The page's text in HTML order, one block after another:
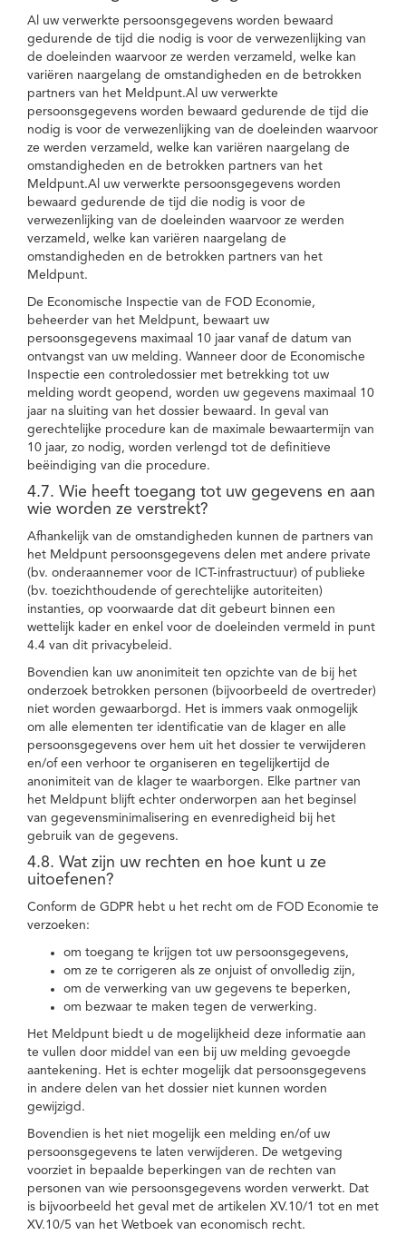
Al uw verwerkte persoonsgegevens worden bewaard
gedurende de tijd die nodig is voor de verwezenlijking van
de doeleinden waarvoor ze werden verzameld, welke kan
variëren naargelang de omstandigheden en de betrokken
partners van het Meldpunt.Al uw verwerkte
persoonsgegevens worden bewaard gedurende de tijd die
nodig is voor de verwezenlijking van de doeleinden waarvoor
ze werden verzameld, welke kan variëren naargelang de
omstandigheden en de betrokken partners van het
Meldpunt.Al uw verwerkte persoonsgegevens worden
bewaard gedurende de tijd die nodig is voor de
verwezenlijking van de doeleinden waarvoor ze werden
verzameld, welke kan variëren naargelang de
omstandigheden en de betrokken partners van het
Meldpunt.
De Economische Inspectie van de FOD Economie,
beheerder van het Meldpunt, bewaart uw
persoonsgegevens maximaal 10 jaar vanaf de datum van
ontvangst van uw melding. Wanneer door de Economische
Inspectie een controledossier met betrekking tot uw
melding wordt geopend, worden uw gegevens maximaal 10
jaar na sluiting van het dossier bewaard. In geval van
gerechtelijke procedure kan de maximale bewaartermijn van
10 jaar, zo nodig, worden verlengd tot de definitieve
beëindiging van die procedure.
4.7. Wie heeft toegang tot uw gegevens en aan
wie worden ze verstrekt?
Afhankelijk van de omstandigheden kunnen de partners van
het Meldpunt persoonsgegevens delen met andere private
(bv. onderaannemer voor de ICT-infrastructuur) of publieke
(bv. toezichthoudende of gerechtelijke autoriteiten)
instanties, op voorwaarde dat dit gebeurt binnen een
wettelijk kader en enkel voor de doeleinden vermeld in punt
4.4 van dit privacybeleid.
Bovendien kan uw anonimiteit ten opzichte van de bij het
onderzoek betrokken personen (bijvoorbeeld de overtreder)
niet worden gewaarborgd. Het is immers vaak onmogelijk
om alle elementen ter identificatie van de klager en alle
persoonsgegevens over hem uit het dossier te verwijderen
en/of een verhoor te organiseren en tegelijkertijd de
anonimiteit van de klager te waarborgen. Elke partner van
het Meldpunt blijft echter onderworpen aan het beginsel
van gegevensminimalisering en evenredigheid bij het
gebruik van de gegevens.
4.8. Wat zijn uw rechten en hoe kunt u ze
uitoefenen?
Conform de GDPR hebt u het recht om de FOD Economie te
verzoeken:
om toegang te krijgen tot uw persoonsgegevens,
om ze te corrigeren als ze onjuist of onvolledig zijn,
om de verwerking van uw gegevens te beperken,
om bezwaar te maken tegen de verwerking.
Het Meldpunt biedt u de mogelijkheid deze informatie aan
te vullen door middel van een bij uw melding gevoegde
aantekening. Het is echter mogelijk dat persoonsgegevens
in andere delen van het dossier niet kunnen worden
gewijzigd.
Bovendien is het niet mogelijk een melding en/of uw
persoonsgegevens te laten verwijderen. De wetgeving
voorziet in bepaalde beperkingen van de rechten van
personen van wie persoonsgegevens worden verwerkt. Dat
is bijvoorbeeld het geval met de artikelen XV.10/1 tot en met
XV.10/5 van het Wetboek van economisch recht.